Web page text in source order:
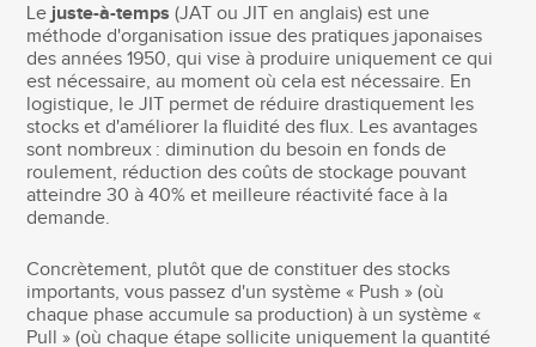
Lejuste-à-temps (JAT ou JIT en anglais) est une
méthode d'organisation issue des pratiques japonaises
des années 1950, qui vise à produire uniquement ce qui
est nécessaire, au moment où cela est nécessaire. En
logistique, le JIT permet de réduire drastiquement les
stocks et d'améliorer la fluidité des flux. Les avantages
sont nombreux : diminution du besoin en fonds de
roulement, réduction des coûts de stockage pouvant
atteindre 30 à 40% et meilleure réactivité face à la
demande.
Concrètement, plutôt que de constituer des stocks
importants, vous passez d'un système « Push » (où
chaque phase accumule sa production) à un système «
Pull » (où chaque étape sollicite uniquement la quantité